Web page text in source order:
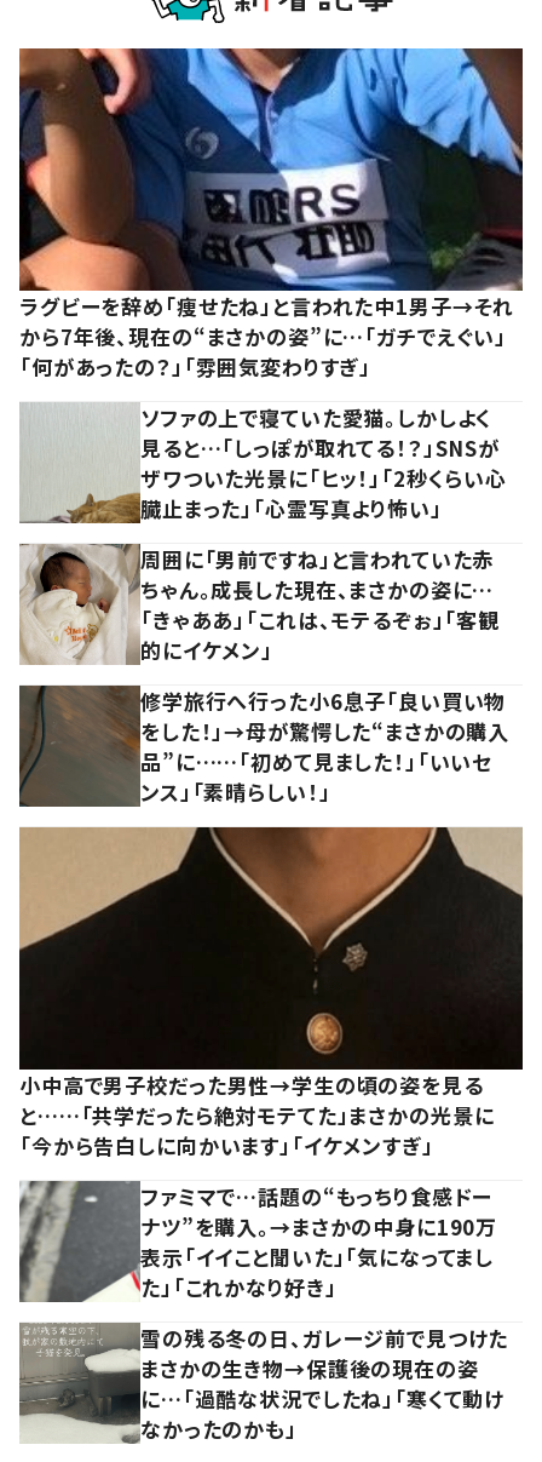
ラグビーを辞め「痩せたね」と言われた中1男子→それ
から7年後、現在の“まさかの姿”に…「ガチでえぐい」
「何があったの？」「雰囲気変わりすぎ」
ソファの上で寝ていた愛猫。しかしよく
見ると…「しっぽが取れてる！？」SNSが
ザワついた光景に「ヒッ！」「2秒くらい心
臓止まった」「心霊写真より怖い」
周囲に「男前ですね」と言われていた赤
ちゃん。成長した現在、まさかの姿に…
「きゃああ」「これは、モテるぞぉ」「客観
的にイケメン」
修学旅行へ行った小6息子「良い買い物
をした！」→母が驚愕した“まさかの購入
品”に……「初めて見ました！」「いいセ
ンス」「素晴らしい！」
小中高で男子校だった男性→学生の頃の姿を見る
と……「共学だったら絶対モテてた」まさかの光景に
「今から告白しに向かいます」「イケメンすぎ」
ファミマで…話題の“もっちり食感ドー
ナツ”を購入。→まさかの中身に190万
表示「イイこと聞いた」「気になってまし
た」「これかなり好き」
雪の残る冬の日、ガレージ前で見つけた
まさかの生き物→保護後の現在の姿
に…「過酷な状況でしたね」「寒くて動け
なかったのかも」